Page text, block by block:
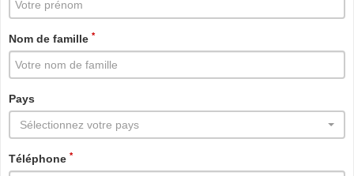
Nom de famille *
Pays
Sélectionnez votre pays
Téléphone *